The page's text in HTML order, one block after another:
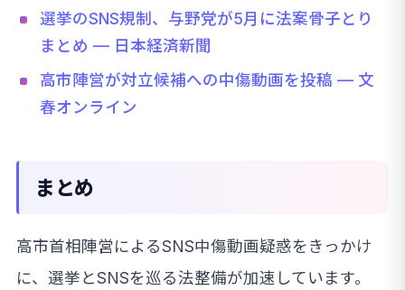
選挙のSNS規制、与野党が5月に法案骨子とり
まとめ — 日本経済新聞
高市陣営が対立候補への中傷動画を投稿 — 文
春オンライン
まとめ
高市首相陣営によるSNS中傷動画疑惑をきっかけ
に、選挙とSNSを巡る法整備が加速しています。